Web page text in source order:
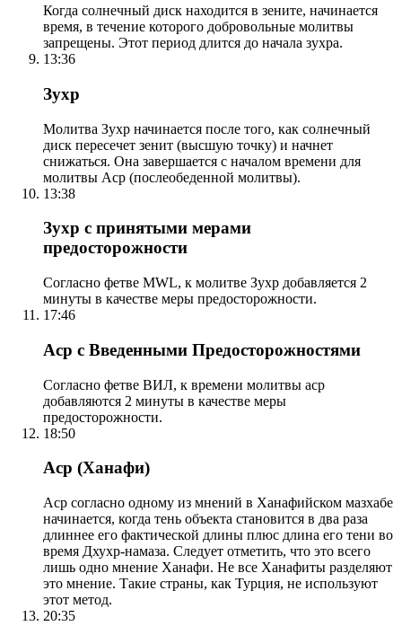
Когда солнечный диск находится в зените, начинается
время, в течение которого добровольные молитвы
запрещены. Этот период длится до начала зухра.
13:36
Зухр
Молитва Зухр начинается после того, как солнечный
диск пересечет зенит (высшую точку) и начнет
снижаться. Она завершается с началом времени для
молитвы Аср (послеобеденной молитвы).
13:38
Зухр с принятыми мерами
предосторожности
Согласно фетве MWL, к молитве Зухр добавляется 2
минуты в качестве меры предосторожности.
17:46
Аср с Введенными Предосторожностями
Согласно фетве ВИЛ, к времени молитвы аср
добавляются 2 минуты в качестве меры
предосторожности.
18:50
Аср (Ханафи)
Аср согласно одному из мнений в Ханафийском мазхабе
начинается, когда тень объекта становится в два раза
длиннее его фактической длины плюс длина его тени во
время Дхухр-намаза. Следует отметить, что это всего
лишь одно мнение Ханафи. Не все Ханафиты разделяют
это мнение. Такие страны, как Турция, не используют
этот метод.
20:35